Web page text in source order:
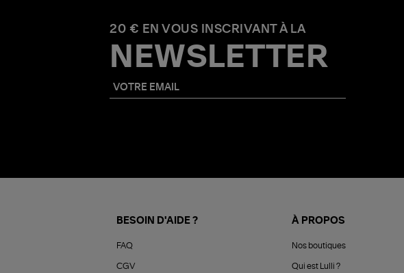
20 € EN VOUS INSCRIVANT À LA
NEWSLETTER
BESOIN D'AIDE ?
FAQ
CGV
À PROPOS
Nos boutiques
Qui est Lulli ?